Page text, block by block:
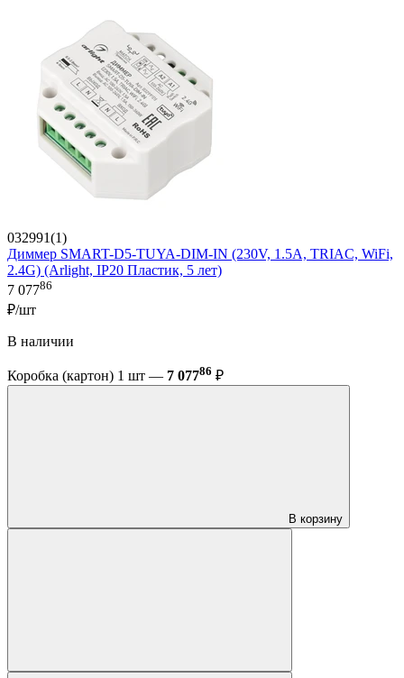
032991(1)
Диммер SMART-D5-TUYA-DIM-IN (230V, 1.5A, TRIAC, WiFi,
2.4G) (Arlight, IP20 Пластик, 5 лет)
7 07786
₽/шт
В наличии
Коробка (картон) 1 шт — 7 07786 ₽
В корзину